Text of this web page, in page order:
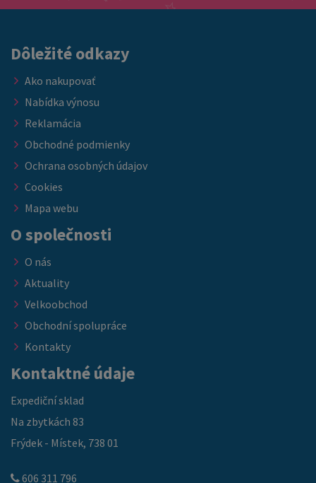
Dôležité odkazy
Ako nakupovať
Nabídka výnosu
Reklamácia
Obchodné podmienky
Ochrana osobných údajov
Cookies
Mapa webu
O společnosti
O nás
Aktuality
Velkoobchod
Obchodní spolupráce
Kontakty
Kontaktné údaje
Expediční sklad
Na zbytkách 83
Frýdek - Místek, 738 01
606 311 796